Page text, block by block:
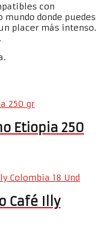
con
mundo donde puedes
placer más intenso.
Etiopia 250
Café Illy